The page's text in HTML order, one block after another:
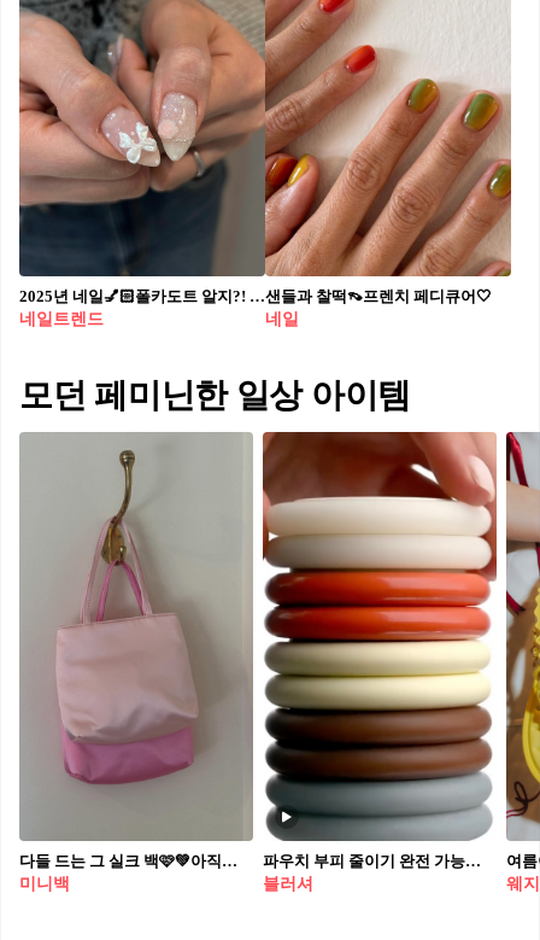
2025년 네일💅🏻폴카도트 알지?! 동글동글 귀여움 터지는 네일🩷⚪️실제로는 더 이쁘다는데?
네일트렌드
샌들과 찰떡👡프렌치 페디큐어🤍​
네일
모던 페미닌한 일상 아이템
다들 드는 그 실크 백🩷💚아직없어? 요즘 실크 백 부쩍 늘었죠? 하이 실크 백 체크해두세요.📝 부드러운 광택 하나로 코디 전체 온도를 올리는 실크 백이 요즘 눈에 띄게 많아졌어요. 가죽 백이 잡고 있던 자리를 조용히 비집고 들어오는 중이죠. 실크 백 하면 빼놓을 수 없는 게 하이(Hai)예요. 2018년 런던에서 실크 하나로 시작해 지금까지 실크를 전문으로 다뤄온 브랜드라, 광택도 마감도 안정적이죠. 리틀 실크 백(Little Silk Bag)은 그 시작점이 된 첫 아이템이에요. 아직 없다면 지금이 딱 맞는 타이밍입니다. • 하이 리틀 실크 백 (Hai Little Silk Bag)
미니백
파우치 부피 줄이기 완전 가능💓 코덕들의 파우치를 점령한 가장 힙한 뷰티 브랜드, 시미헤이즈 뷰티(simihazebeauty)의 독보적인 아이덴티티가 담긴 '스타커블(STACKABLES)' 컬렉션을 소개합니다. 립과 치크에 생기를 더하는 '컬러 글레이즈', 피부에 자연스럽게 녹아드는 브론즈 밤 '스킨 스웨이드', 은은한 물광을 연출하는 하이라이터 '소프트 스트로브'까지 라인업도 다양하죠. 뿐만 아니라, 플라스틱의 내구성을 유지하면서도 친환경 우드 펄프 소재를 활용해 환경적 발자국까지 줄인 기특한 제품이니 고민하지 말고 달려가세요! • 컬러 글레이즈 립 앤 치크 피그먼트: 37,000원 • 스킨 스웨이드 멜팅 브론즈 밤: 37,000원 • 소프트 스트로브 크리미 하이라이트 파우더: 37,000원
블러셔
웨